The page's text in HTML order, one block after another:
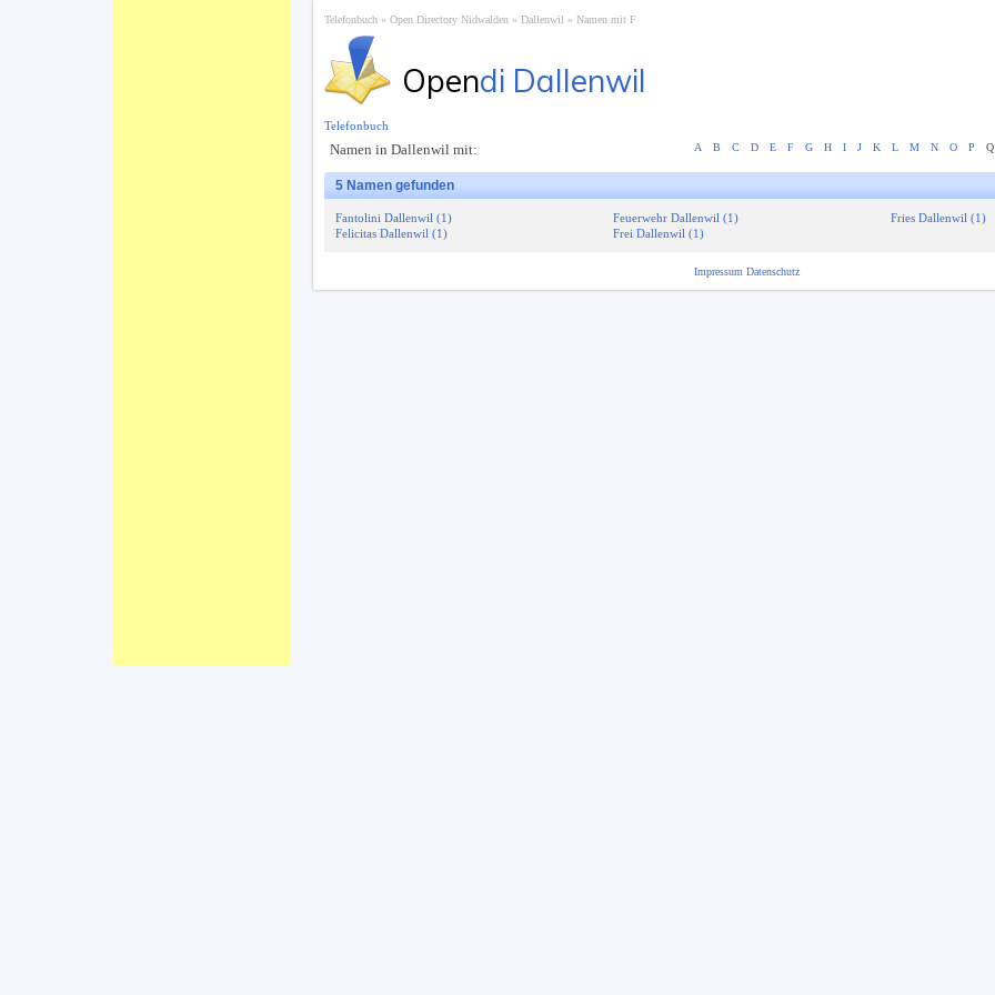
Telefonbuch Open Directory Nidwalden Dallenwil Namen mit F
Opendi Dallenwil
Namen in Dallenwil mit: A B C D E F G H I J K L M N O P Q
5 Namen gefunden
Fantolini Dallenwil (1)
Felicitas Dallenwil (1)
Feuerwehr Dallenwil (1)
Frei Dallenwil (1)
Fries Dallenwil (1)
Telefonbuch
Impressum Datenschutz